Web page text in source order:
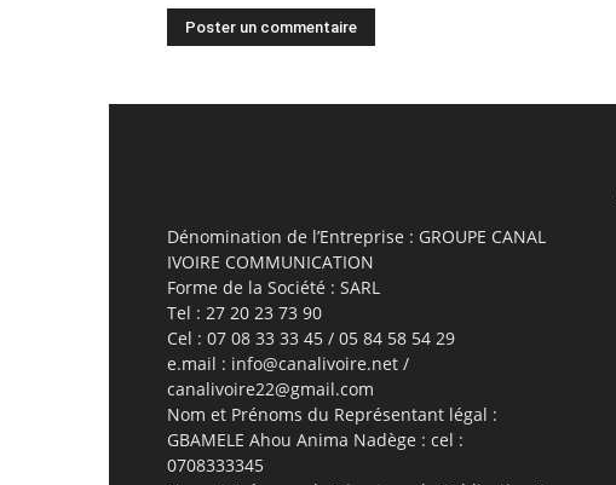
Dénomination de l’Entreprise : GROUPE CANAL
IVOIRE COMMUNICATION
Forme de la Société : SARL
Tel : 27 20 23 73 90
Cel : 07 08 33 33 45 / 05 84 58 54 29
e.mail : info@canalivoire.net /
canalivoire22@gmail.com
Nom et Prénoms du Représentant légal :
GBAMELE Ahou Anima Nadège : cel :
0708333345